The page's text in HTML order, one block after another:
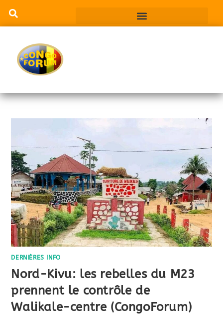
DERNIÈRES INFO
Nord-Kivu: les rebelles du M23
prennent le contrôle de
Walikale-centre (CongoForum)